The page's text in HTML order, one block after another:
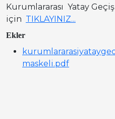
Kurumlararası Yatay
için TIKLAYINIZ...
Ekler
maskeli.pdf